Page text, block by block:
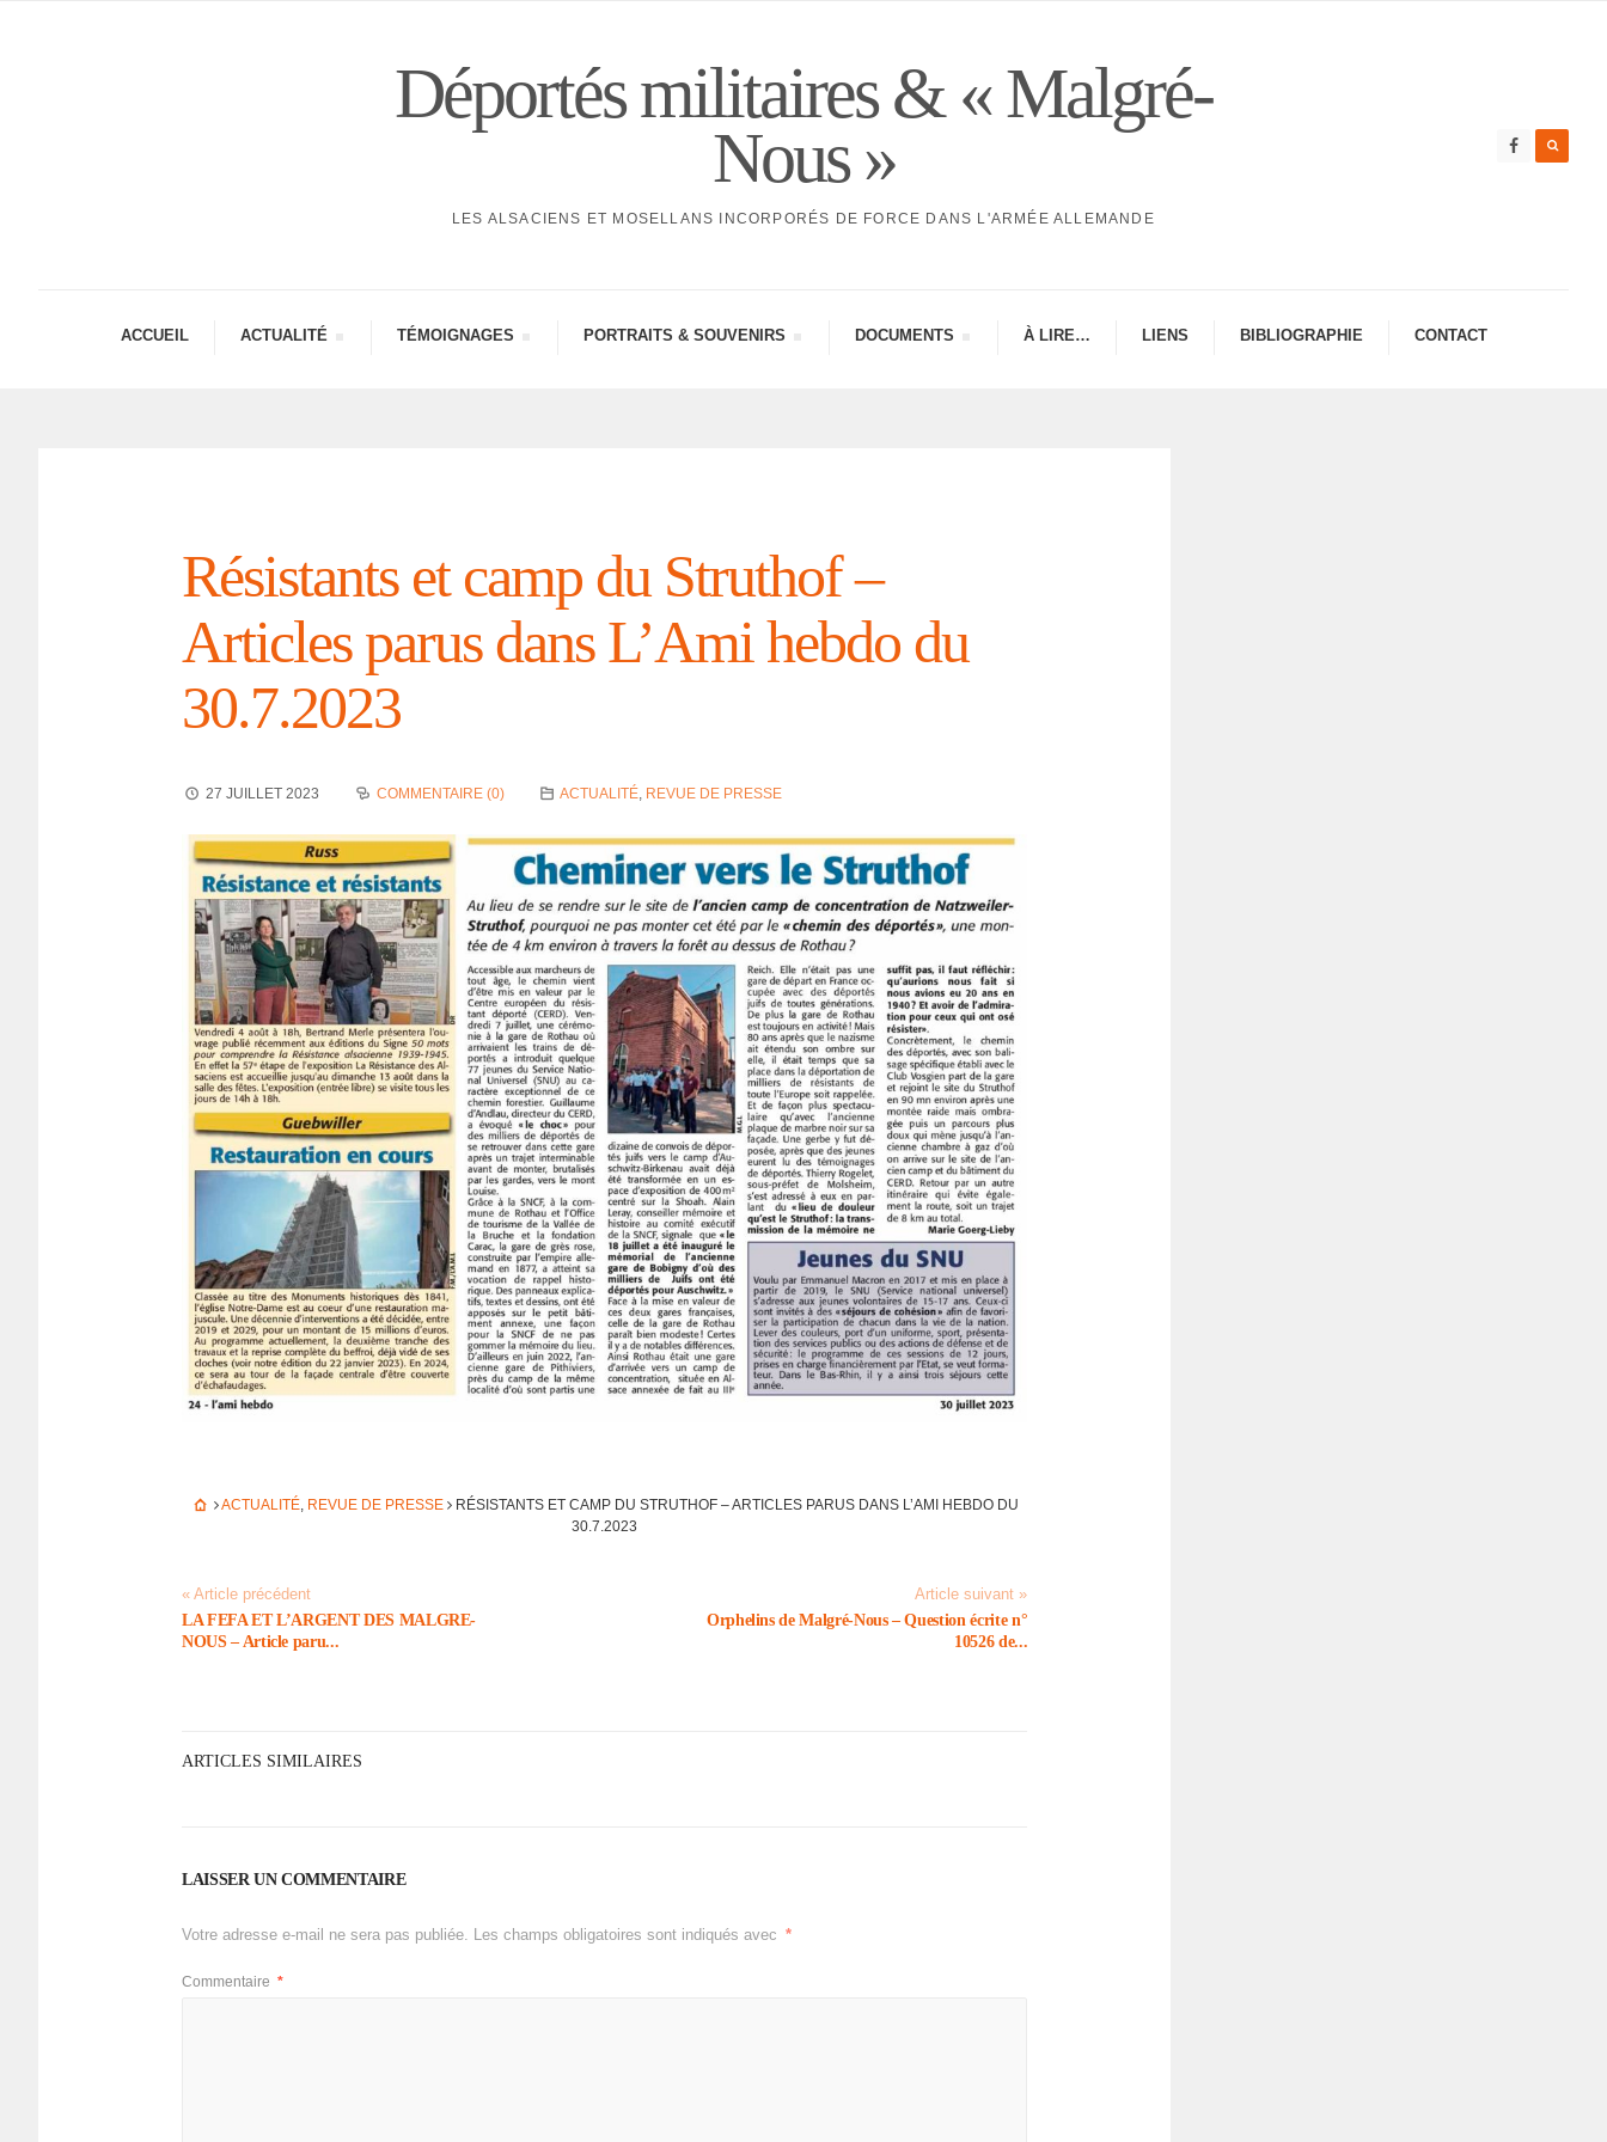
Déportés militaires & « Malgré-
Nous »
LES ALSACIENS ET MOSELLANS INCORPORÉS DE FORCE DANS L'ARMÉE ALLEMANDE
ACCUEIL ACTUA­LITÉ TÉMOI­GNAGES PORTRAITS & SOUVE­NIRS DOCU­MENTS À LIRE… LIENS BIBLIO­GRA­PHIE CONTAC­­T
Résis­tants et camp du Stru­thof –
Articles parus dans L’Ami hebdo du
30.7.2023
27 JUILLET 2023 COMMENTAIRE (0) ACTUALITÉ, REVUE DE PRESSE
ACTUALITÉ, REVUE DE PRESSE RÉSIS­TANTS ET CAMP DU STRU­THOF – ARTICLES PARUS DANS L’AMI HEBDO DU
30.7.2023
« Article précédent
LA FEFA ET L’ARGENT DES MALGRE-
NOUS – Article paru...
Article suivant »
Orphe­lins de Malgré-Nous – Ques­tion écrite n°
10526 de...
ARTICLES SIMILAIRES
LAISSER UN COMMENTAIRE
Votre adresse e-mail ne sera pas publiée. Les champs obligatoires sont indiqués avec *
Commentaire *